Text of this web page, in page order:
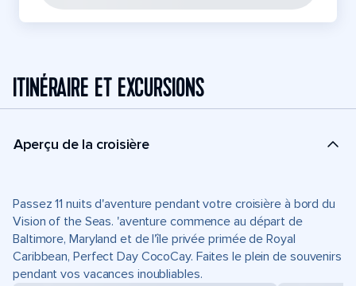
ITINÉRAIRE ET EXCURSIONS
Aperçu de la croisière
Passez 11 nuits d'aventure pendant votre croisière à bord du
Vision of the Seas. 'aventure commence au départ de
Baltimore, Maryland et de l'île privée primée de Royal
Caribbean, Perfect Day CocoCay. Faites le plein de souvenirs
pendant vos vacances inoubliables.